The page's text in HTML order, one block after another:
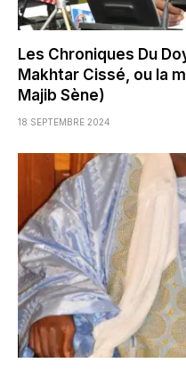
Les Chroniques Du
Makhtar Cissé, ou la
Majib Sène)
18 SEPTEMBRE 2024